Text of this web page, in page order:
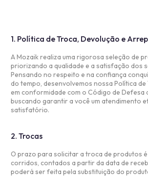
1. Política de Troca, Devolução e
A Mozaik realiza uma rigorosa seleção de
priorizando a qualidade e a satisfação dos
Pensando no respeito e na confiança
do tempo, desenvolvemos nossa Política
em conformidade com o Código de Defesa
buscando garantir a você um atendimento
satisfatório.
2. Trocas
O prazo para solicitar a troca de produtos
corridos, contados a partir da data de
poderá ser feita pela substituição do